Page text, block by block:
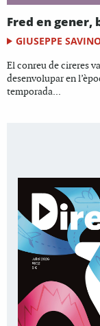
Fred en
GIUSEPPE
El conreu de cireres
desenvolupar en
temporada...